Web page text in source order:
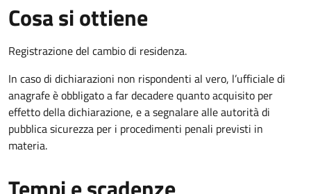
Cosa si ottiene
Registrazione del cambio di residenza.
In caso di dichiarazioni non rispondenti al vero, l’ufficiale di
anagrafe è obbligato a far decadere quanto acquisito per
effetto della dichiarazione, e a segnalare alle autorità di
pubblica sicurezza per i procedimenti penali previsti in
materia.